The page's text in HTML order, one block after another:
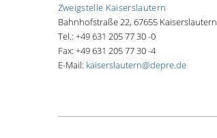
Zweigstelle Kaiserslautern
Bahnhofstraße 22, 67655 Kaiserslautern
Tel.: +49 631 205 77 30 -0
Fax: +49 631 205 77 30 -4
E-Mail: kaiserslautern@depre.de